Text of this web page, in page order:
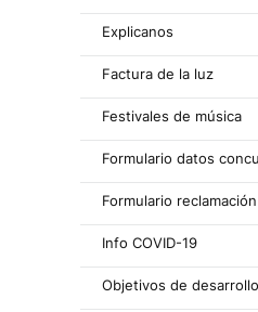
Explicanos
Factura de la luz
Festivales de música
Formulario datos
Formulario
Info COVID-19
Objetivos de